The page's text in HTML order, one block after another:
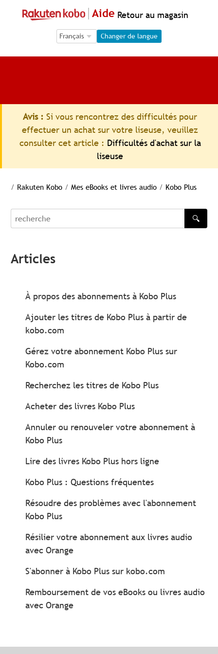
Aide Retour au magasin
Language Selection
Language Selection
Changer de langue
Avis : Si vous rencontrez des difficultés pour
effectuer un achat sur votre liseuse, veuillez
consulter cet article : Difficultés d'achat sur la
liseuse
/ Rakuten Kobo / Mes eBooks et livres audio / Kobo Plus
recherche
🔍
Articles
À propos des abonnements à Kobo Plus
Ajouter les titres de Kobo Plus à partir de
kobo.com
Gérez votre abonnement Kobo Plus sur
Kobo.com
Recherchez les titres de Kobo Plus
Acheter des livres Kobo Plus
Annuler ou renouveler votre abonnement à
Kobo Plus
Lire des livres Kobo Plus hors ligne
Kobo Plus : Questions fréquentes
Résoudre des problèmes avec l'abonnement
Kobo Plus
Résilier votre abonnement aux livres audio
avec Orange
S'abonner à Kobo Plus sur kobo.com
Remboursement de vos eBooks ou livres audio
avec Orange